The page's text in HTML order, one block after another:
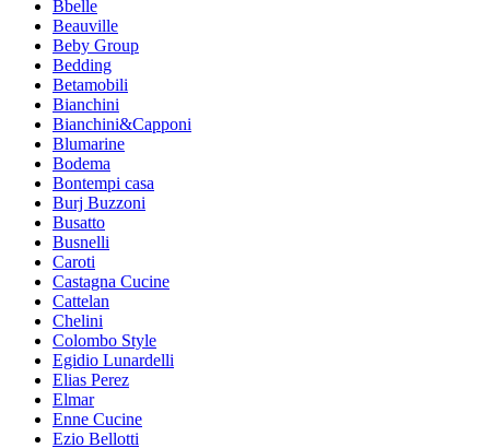
Bbelle
Beauville
Beby Group
Bedding
Betamobili
Bianchini
Bianchini&Capponi
Blumarine
Bodema
Bontempi casa
Burj Buzzoni
Busatto
Busnelli
Caroti
Castagna Cucine
Cattelan
Chelini
Colombo Style
Egidio Lunardelli
Elias Perez
Elmar
Enne Cucine
Ezio Bellotti